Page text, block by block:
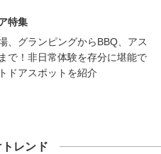
特集
、グランピングからBBQ、アス
で！非日常体験を存分に堪能で
ドアスポットを紹介
レンド